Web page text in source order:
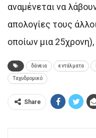
αναμένεται να
απολογίες τους
οποίων μια
δάνεια εντάλματα
Ταχυδρομικό
Share